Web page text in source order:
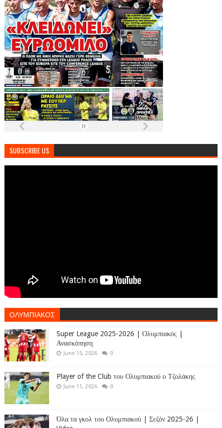
SUBSCRIBE US
ΟΛΥΜΠΙΑΚΟΣ
Super League 2025-2026 | Ολυμπιακός |
Ανασκόπηση
June 15, 2026 0
Player of the Club του Ολυμπιακού ο Τζολάκης
June 11, 2026 0
Όλα τα γκολ του Ολυμπιακού | Σεζόν 2025-26 |